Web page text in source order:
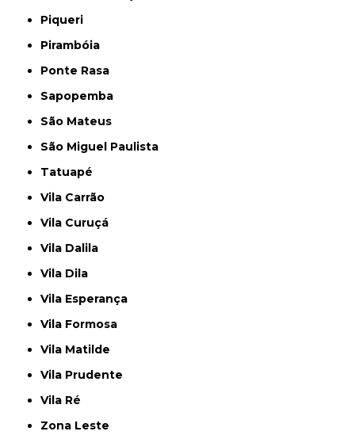
Piqueri
Pirambóia
Ponte Rasa
Sapopemba
São Mateus
São Miguel Paulista
Tatuapé
Vila Carrão
Vila Curuçá
Vila Dalila
Vila Dila
Vila Esperança
Vila Formosa
Vila Matilde
Vila Prudente
Vila Ré
Zona Leste